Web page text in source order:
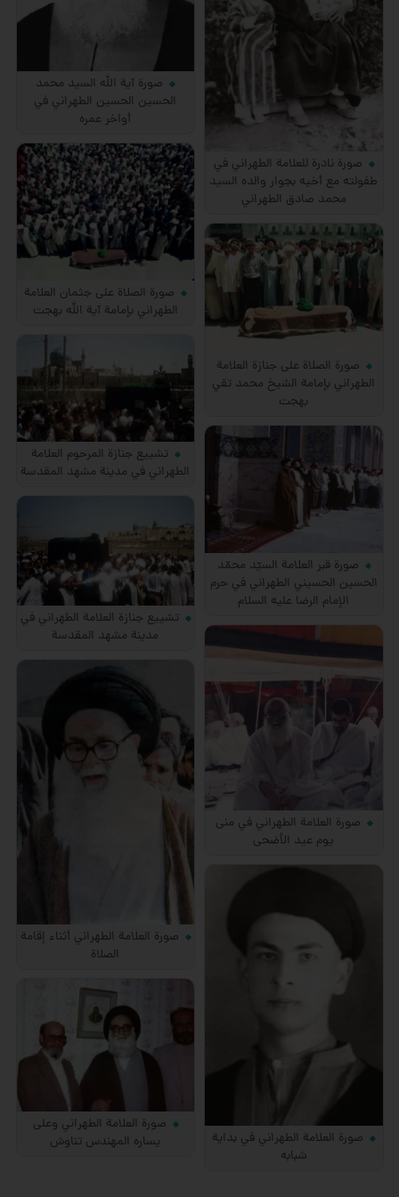
صورة آية الله السيد محمد
الحسين الحسين الطهراني في
أواخر عمره
صورة نادرة للعلامة الطهراني في
طفولته مع أخيه بجوار والده السيد
محمد صادق الطهراني
صورة الصلاة على جثمان العلامة
الطهراني بإمامة آية الله بهجت
صورة الصلاة على جنازة العلامة
الطهراني بإمامة الشيخ محمد تقي
بهجت
تشييع جنازة المرحوم العلامة
الطهراني في مدينة مشهد المقدسة
صورة قبر العلامة السيّد محمّد
الحسين الحسيني الطهراني في حرم
الإمام الرضا عليه السلام
تشييع جنازة العلامة الطهراني في
مدينة مشهد المقدسة
صورة العلامة الطهراني في منى
يوم عيد الأضحى
صورة العلامة الطهراني أثناء إقامة
الصلاة
صورة العلامة الطهراني في بداية
شبابه
صورة العلامة الطهراني وعلى
يساره المهندس تناوش